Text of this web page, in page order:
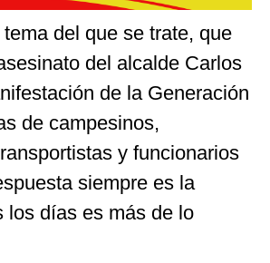
del que se trate, que
del alcalde Carlos
de la Generación
de campesinos,
y funcionarios
siempre es la
los días es más de lo